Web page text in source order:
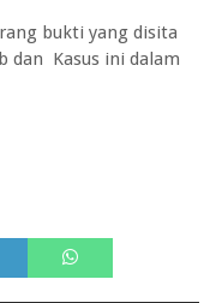
bukti yang disita
dan Kasus ini dalam